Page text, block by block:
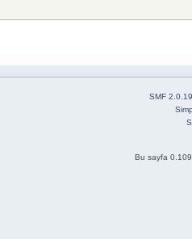
SMF 2.0.19
Bu sayfa